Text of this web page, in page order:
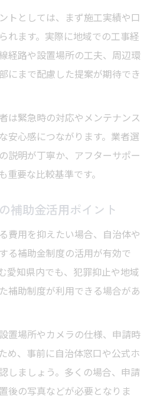
トとしては、まず施工実績や口
れます。実際に地域での工事経
経路や設置場所の工夫、周辺環
にまで配慮した提案が期待でき
は緊急時の対応やメンテナンス
安心感につながります。業者選
説明が丁寧か、アフターサポー
重要な比較基準です。
補助金活用ポイント
費用を抑えたい場合、自治体や
る補助金制度の活用が有効で
愛知県内でも、犯罪抑止や地域
補助制度が利用できる場合があ
置場所やカメラの仕様、申請時
め、事前に自治体窓口や公式ホ
しましょう。多くの場合、申請
後の写真などが必要となりま